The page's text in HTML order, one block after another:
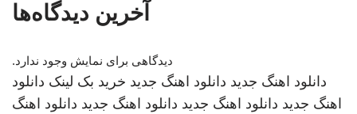
آخرین دیدگاه‌ها
دیدگاهی برای نمایش وجود ندارد.
دانلود اهنگ جدید دانلود اهنگ جدید خرید بک لینک دانلود
اهنگ جدید دانلود اهنگ جدید دانلود اهنگ جدید دانلود اهنگ